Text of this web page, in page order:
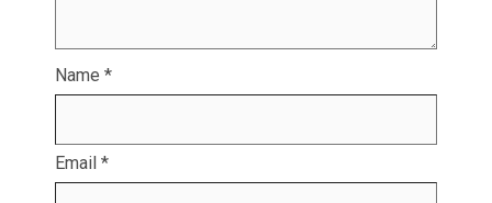
Name *
Email *